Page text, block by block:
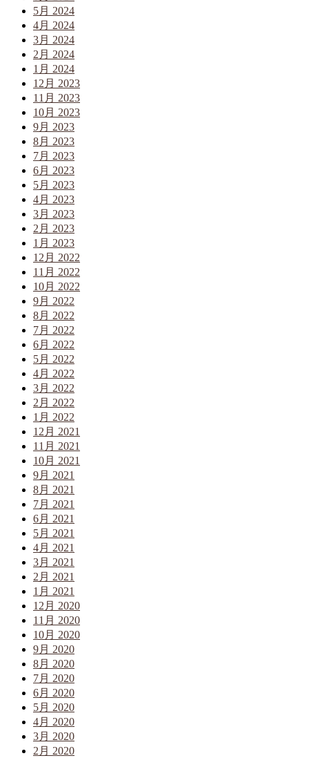
5月 2024
4月 2024
3月 2024
2月 2024
1月 2024
12月 2023
11月 2023
10月 2023
9月 2023
8月 2023
7月 2023
6月 2023
5月 2023
4月 2023
3月 2023
2月 2023
1月 2023
12月 2022
11月 2022
10月 2022
9月 2022
8月 2022
7月 2022
6月 2022
5月 2022
4月 2022
3月 2022
2月 2022
1月 2022
12月 2021
11月 2021
10月 2021
9月 2021
8月 2021
7月 2021
6月 2021
5月 2021
4月 2021
3月 2021
2月 2021
1月 2021
12月 2020
11月 2020
10月 2020
9月 2020
8月 2020
7月 2020
6月 2020
5月 2020
4月 2020
3月 2020
2月 2020